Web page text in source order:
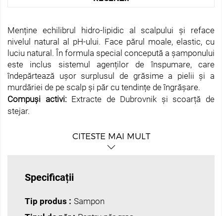
Menține echilibrul hidro-lipidic al scalpului și reface
nivelul natural al pH-ului. Face părul moale, elastic, cu
luciu natural. În formula special concepută a șamponului
este inclus sistemul agenților de înspumare, care
îndepărtează ușor surplusul de grăsime a pielii și a
murdăriei de pe scalp și păr cu tendințe de îngrășare.
Compuși activi: Extracte de Dubrovnik și scoarță de
stejar.
CITESTE MAI MULT
Specificații
Tip produs : Sampon